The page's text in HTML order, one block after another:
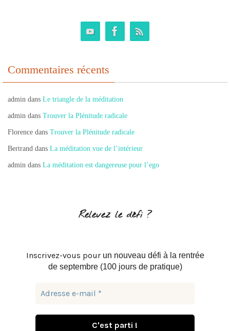
Commentaires récents
admin dans Le triangle de la méditation
admin dans Trouver la Plénitude radicale
Florence dans Trouver la Plénitude radicale
Bertrand dans La méditation vue de l’intérieur
admin dans La méditation est dangereuse pour l’ego
Relevez le défi ?
Inscrivez-vous pour un nouveau défi à la rentrée
de septembre (100 jours de pratique)